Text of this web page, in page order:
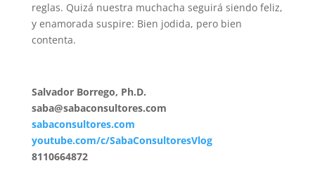
reglas. Quizá nuestra muchacha seguirá siendo feliz,
y enamorada suspire: Bien jodida, pero bien
contenta.
Salvador Borrego, Ph.D.
saba@sabaconsultores.com
sabaconsultores.com
youtube.com/c/SabaConsultoresVlog
8110664872